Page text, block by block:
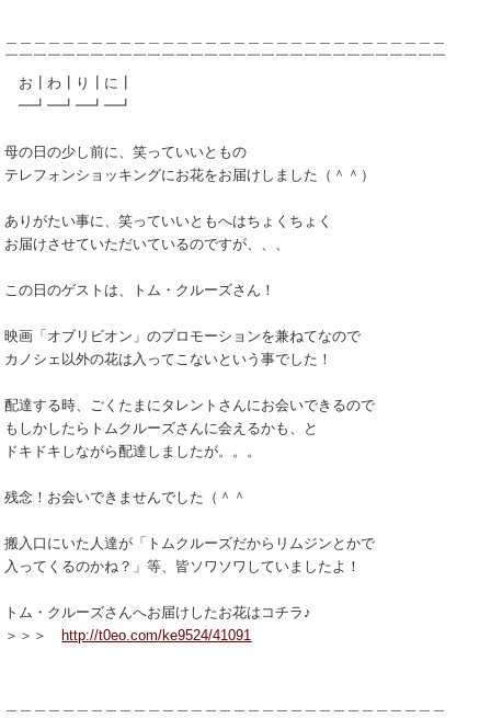
￣￣￣￣￣￣￣￣￣￣￣￣￣￣￣￣￣￣￣￣￣￣￣￣￣￣￣￣￣￣￣
お┃わ┃り┃に┃
━┛━┛━┛━┛
母の日の少し前に、笑っていいともの
テレフォンショッキングにお花をお届けしました（＾＾）
ありがたい事に、笑っていいともへはちょくちょく
お届けさせていただいているのですが、、、
この日のゲストは、トム・クルーズさん！
映画「オブリビオン」のプロモーションを兼ねてなので
カノシェ以外の花は入ってこないという事でした！
配達する時、ごくたまにタレントさんにお会いできるので
もしかしたらトムクルーズさんに会えるかも、と
ドキドキしながら配達しましたが。。。
残念！お会いできませんでした（＾＾ゞ
搬入口にいた人達が「トムクルーズだからリムジンとかで
入ってくるのかね？」等、皆ソワソワしていましたよ！
トム・クルーズさんへお届けしたお花はコチラ♪
＞＞＞
http://t0eo.com/ke9524/41091